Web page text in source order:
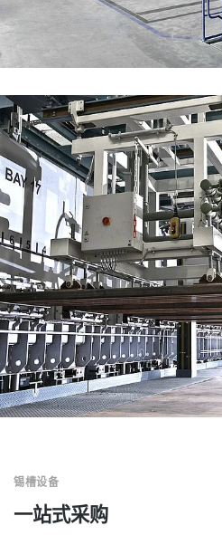
一站式采购
锡槽设备